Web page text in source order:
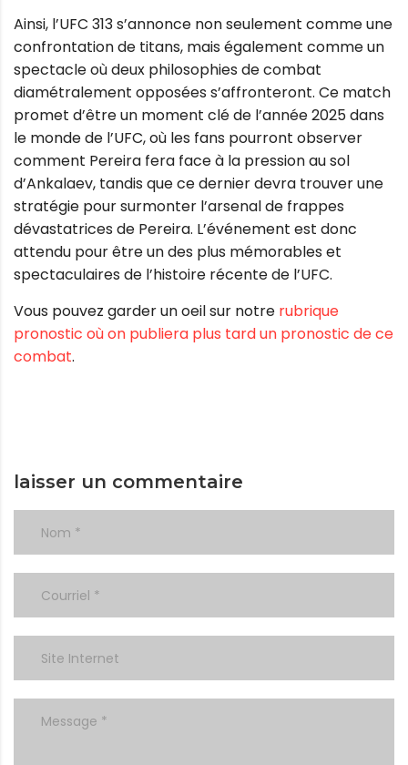
Ainsi, l’UFC 313 s’annonce non seulement comme une
confrontation de titans, mais également comme un
spectacle où deux philosophies de combat
diamétralement opposées s’affronteront. Ce match
promet d’être un moment clé de l’année 2025 dans
le monde de l’UFC, où les fans pourront observer
comment Pereira fera face à la pression au sol
d’Ankalaev, tandis que ce dernier devra trouver une
stratégie pour surmonter l’arsenal de frappes
dévastatrices de Pereira. L’événement est donc
attendu pour être un des plus mémorables et
spectaculaires de l’histoire récente de l’UFC.
Vous pouvez garder un oeil sur notre rubrique
pronostic où on publiera plus tard un pronostic de ce
combat.
laisser un commentaire